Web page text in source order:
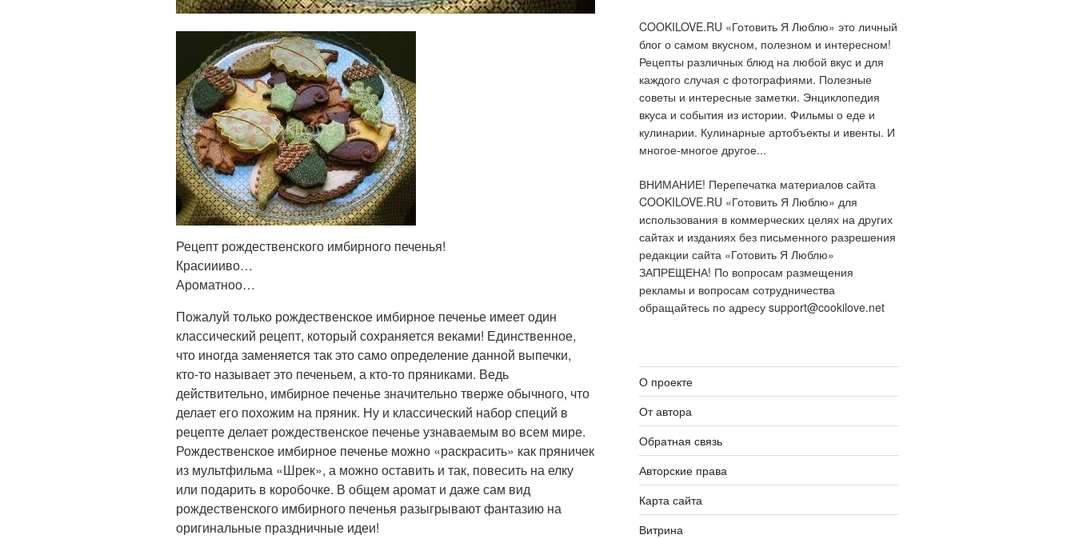
Рецепт рождественского имбирного печенья!
Красиииво…
Ароматноо…
Пожалуй только рождественское имбирное печенье имеет один
классический рецепт, который сохраняется веками! Единственное,
что иногда заменяется так это само определение данной выпечки,
кто-то называет это печеньем, а кто-то пряниками. Ведь
действительно, имбирное печенье значительно тверже обычного, что
делает его похожим на пряник. Ну и классический набор специй в
рецепте делает рождественское печенье узнаваемым во всем мире.
Рождественское имбирное печенье можно «раскрасить» как пряничек
из мультфильма «Шрек», а можно оставить и так, повесить на елку
или подарить в коробочке. В общем аромат и даже сам вид
рождественского имбирного печенья разыгрывают фантазию на
оригинальные праздничные идеи!
COOKILOVE.RU «Готовить Я Люблю» это личный
блог о самом вкусном, полезном и интересном!
Рецепты различных блюд на любой вкус и для
каждого случая с фотографиями. Полезные
советы и интересные заметки. Энциклопедия
вкуса и события из истории. Фильмы о еде и
кулинарии. Кулинарные артобъекты и ивенты. И
многое-многое другое...
ВНИМАНИЕ! Перепечатка материалов сайта
COOKILOVE.RU «Готовить Я Люблю» для
использования в коммерческих целях на других
сайтах и изданиях без письменного разрешения
редакции сайта «Готовить Я Люблю»
ЗАПРЕЩЕНА! По вопросам размещения
рекламы и вопросам сотрудничества
обращайтесь по адресу support@cookilove.net
О проекте
От автора
Обратная связь
Авторские права
Карта сайта
Витрина